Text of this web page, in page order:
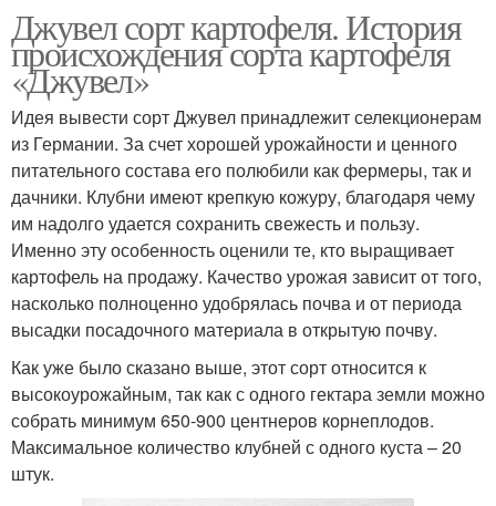
Джувел сорт картофеля. История
происхождения сорта картофеля
«Джувел»
Идея вывести сорт Джувел принадлежит селекционерам
из Германии. За счет хорошей урожайности и ценного
питательного состава его полюбили как фермеры, так и
дачники. Клубни имеют крепкую кожуру, благодаря чему
им надолго удается сохранить свежесть и пользу.
Именно эту особенность оценили те, кто выращивает
картофель на продажу. Качество урожая зависит от того,
насколько полноценно удобрялась почва и от периода
высадки посадочного материала в открытую почву.
Как уже было сказано выше, этот сорт относится к
высокоурожайным, так как с одного гектара земли можно
собрать минимум 650-900 центнеров корнеплодов.
Максимальное количество клубней с одного куста – 20
штук.